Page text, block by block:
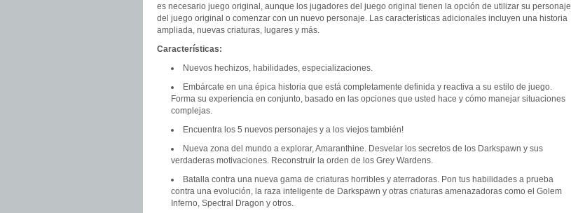
es necesario juego original, aunque los jugadores del juego original tienen la opción de utilizar su personaje
del juego original o comenzar con un nuevo personaje. Las características adicionales incluyen una historia
ampliada, nuevas criaturas, lugares y más.
Características:
Nuevos hechizos, habilidades, especializaciones.
Embárcate en una épica historia que está completamente definida y reactiva a su estilo de juego.
Forma su experiencia en conjunto, basado en las opciones que usted hace y cómo manejar situaciones
complejas.
Encuentra los 5 nuevos personajes y a los viejos también!
Nueva zona del mundo a explorar, Amaranthine. Desvelar los secretos de los Darkspawn y sus
verdaderas motivaciones. Reconstruir la orden de los Grey Wardens.
Batalla contra una nueva gama de criaturas horribles y aterradoras. Pon tus habilidades a prueba
contra una evolución, la raza inteligente de Darkspawn y otras criaturas amenazadoras como el Golem
Inferno, Spectral Dragon y otros.